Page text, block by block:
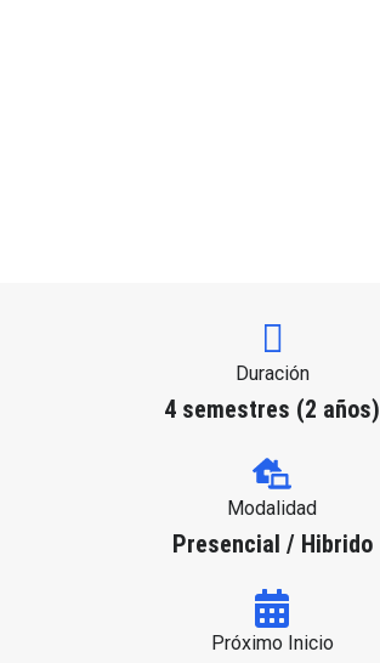
Duración
4 semestres (2 años)
Modalidad
Presencial / Hibrido
Próximo Inicio